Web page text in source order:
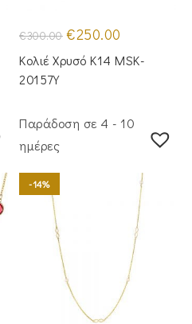
€300.00 Original
price
was:
€300.00.
€250.00
τιμή
είναι:
Κολιέ Χρυσό Κ14 MSK-
20157Y
Παράδοση σε 4 - 10
ημέρες
-14%